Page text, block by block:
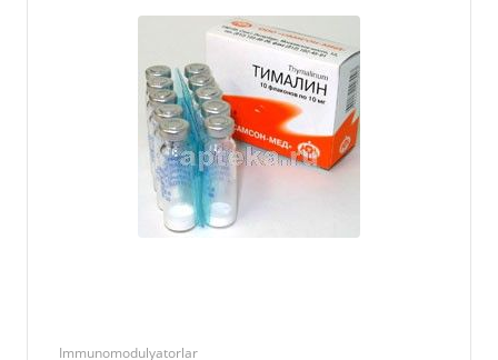
Immunomodulyatorlar